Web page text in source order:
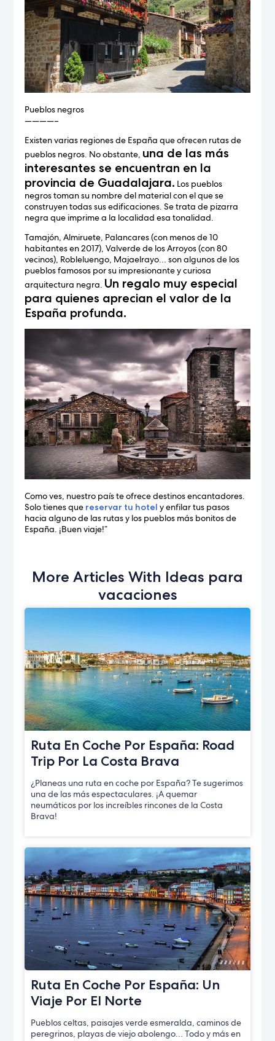
Pueblos negros
————–
Existen varias regiones de España que ofrecen rutas de
pueblos negros. No obstante, una de las más
interesantes se encuentran en la
provincia de Guadalajara. Los pueblos
negros toman su nombre del material con el que se
construyen todas sus edificaciones. Se trata de pizarra
negra que imprime a la localidad esa tonalidad.
Tamajón, Almiruete, Palancares (con menos de 10
habitantes en 2017), Valverde de los Arroyos (con 80
vecinos), Robleluengo, Majaelrayo… son algunos de los
pueblos famosos por su impresionante y curiosa
arquitectura negra. Un regalo muy especial
para quienes aprecian el valor de la
España profunda.
Como ves, nuestro país te ofrece destinos encantadores.
Solo tienes que reservar tu hotel y enfilar tus pasos
hacia alguno de las rutas y los pueblos más bonitos de
España. ¡Buen viaje!”
More Articles With Ideas para
vacaciones
Ruta En Coche Por España: Road
Trip Por La Costa Brava
¿Planeas una ruta en coche por España? Te sugerimos
una de las más espectaculares. ¡A quemar
neumáticos por los increíbles rincones de la Costa
Brava!
Ruta En Coche Por España: Un
Viaje Por El Norte
Pueblos celtas, paisajes verde esmeralda, caminos de
peregrinos, playas de viejo abolengo… Todo y más en